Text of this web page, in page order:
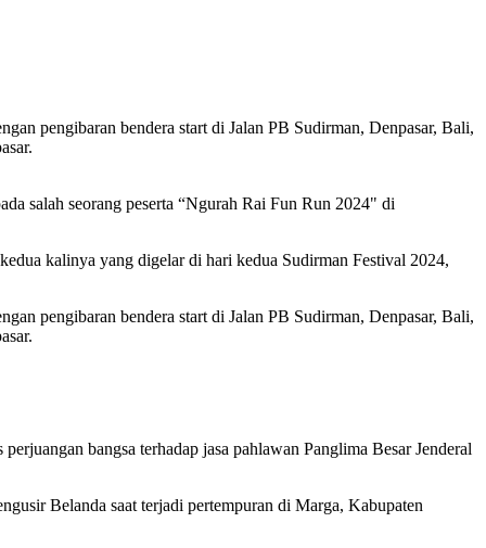
pengibaran bendera start di Jalan PB Sudirman, Denpasar, Bali,
salah seorang peserta “Ngurah Rai Fun Run 2024" di
kalinya yang digelar di hari kedua Sudirman Festival 2024,
pengibaran bendera start di Jalan PB Sudirman, Denpasar, Bali,
bangsa terhadap jasa pahlawan Panglima Besar Jenderal
Belanda saat terjadi pertempuran di Marga, Kabupaten